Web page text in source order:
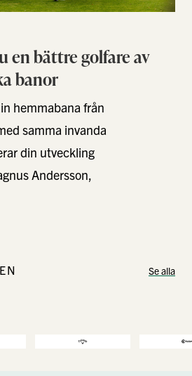
en bättre golfare av
banor
hemmabana från
samma invanda
din utveckling
Andersson,
Se alla